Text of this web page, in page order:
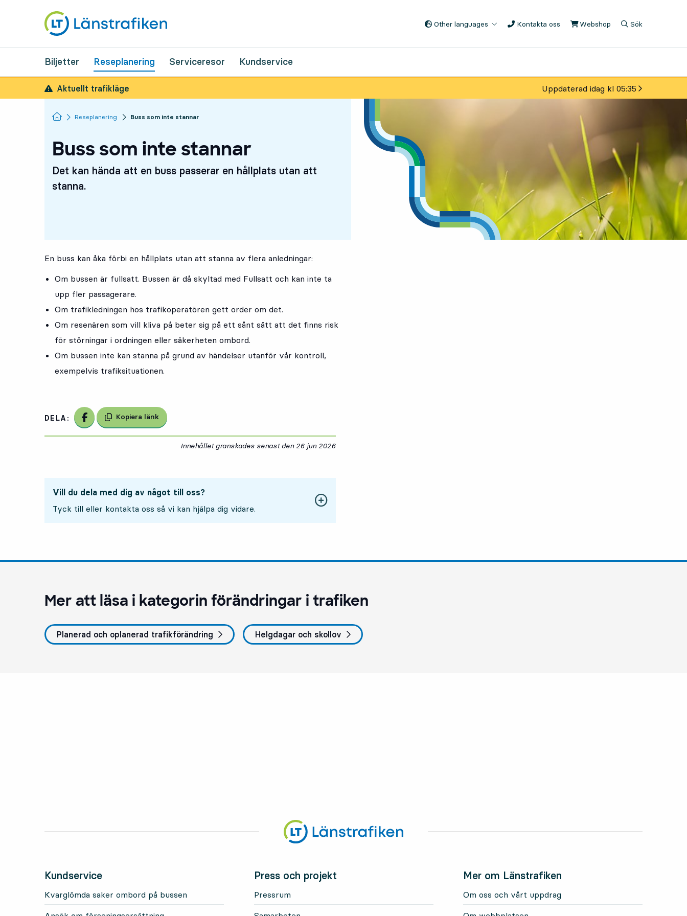
Other languages Kontakta oss Webshop , Öppnas i ny flik
Sök
Biljetter Reseplanering Serviceresor Kundservice
Aktuellt trafikläge Uppdaterad idag kl 05:35
Startsida
Reseplanering Buss som inte stannar
Buss som inte stannar
Det kan hända att en buss passerar en hållplats utan att
stanna.
En buss kan åka förbi en hållplats utan att stanna av flera anledningar:
Om bussen är fullsatt. Bussen är då skyltad med Fullsatt och kan inte ta
upp fler passagerare.
Om trafikledningen hos trafikoperatören gett order om det.
Om resenären som vill kliva på beter sig på ett sånt sätt att det finns risk
för störningar i ordningen eller säkerheten ombord.
Om bussen inte kan stanna på grund av händelser utanför vår kontroll,
exempelvis trafiksituationen.
DELA: Dela på Facebook
Kopiera länk
Innehållet granskades senast den 26 jun 2026
Vill du dela med dig av något till oss?
Tyck till eller kontakta oss så vi kan hjälpa dig vidare.
Mer att läsa i kategorin förändringar i trafiken
Planerad och oplanerad trafikförändring Helgdagar och skollov
Kundservice
Kvarglömda saker ombord på bussen
Press och projekt
Pressrum
Mer om Länstrafiken
Om oss och vårt uppdrag